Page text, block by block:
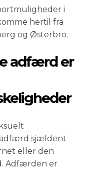
i
hertil fra
og Østerbro.
adfærd er
sjældent
eller den
Adfærden er